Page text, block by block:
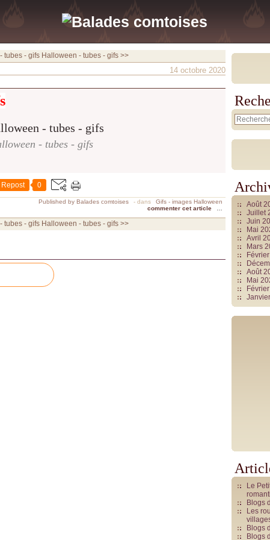
tubes - gifs Halloween - tubes - gifs >>
14 octobre 2020
- tubes - gifs
Repost 0
Published by Balades comtoises - dans
Gifs - images Halloween
commenter cet article
tubes - gifs Halloween - tubes - gifs >>
Août
Juillet
Juin
Mai
Avril
Mars
Août
Mai
Le
Blogs
Les
Blogs
Blogs